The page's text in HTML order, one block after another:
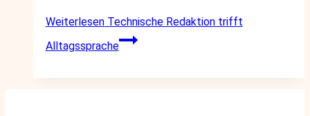
WeiterlesenTechnische Redaktion trifft
Alltagssprache